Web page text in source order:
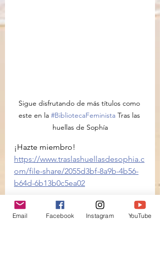
Sigue disfrutando de más títulos como
este en la #BibliotecaFeminista Tras las
huellas de Sophía
¡Hazte miembro!
https://www.traslashuellasdesophia.c
om/file-share/2055d3bf-8a9b-4b56-
b64d-6b13b0c5ea02
Email Facebook Instagram YouTube